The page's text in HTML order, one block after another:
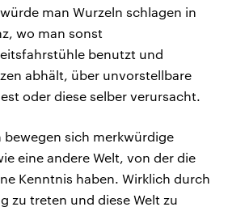
man Wurzeln schlagen in
wo man sonst
benutzt und
abhält, über unvorstellbare
oder diese selber verursacht.
bewegen sich merkwürdige
eine andere Welt, von der die
Kenntnis haben. Wirklich durch
zu treten und diese Welt zu